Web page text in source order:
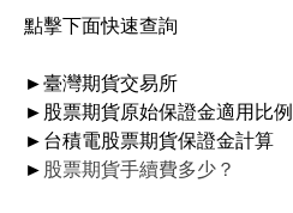
點擊下面快速查詢
►臺灣期貨交易所
​►股票期貨原始保證金適用比例
►台積電股票期貨保證金計算​
​► 股票期貨手續費多少？